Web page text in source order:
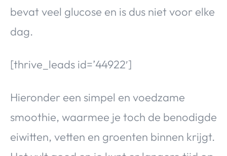
bevat veel glucose en is dus niet voor elke
dag.
[thrive_leads id=’44922′]
Hieronder een simpel en voedzame
smoothie, waarmee je toch de benodigde
eiwitten, vetten en groenten binnen krijgt.